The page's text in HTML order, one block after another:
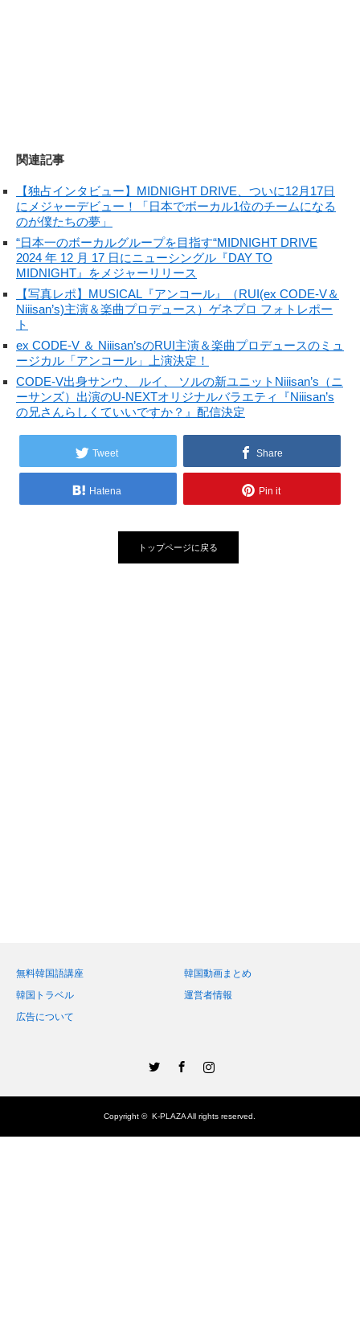
関連記事
【独占インタビュー】MIDNIGHT DRIVE、ついに12月17日
にメジャーデビュー！「日本でボーカル1位のチームになる
のが僕たちの夢」
“日本一のボーカルグループを目指す“MIDNIGHT DRIVE
2024 年 12 月 17 日にニューシングル『DAY TO
MIDNIGHT』をメジャーリリース
【写真レポ】MUSICAL『アンコール』（RUI(ex CODE-V＆
Niiisan’s)主演＆楽曲プロデュース）ゲネプロ フォトレポー
ト
ex CODE-V ＆ Niiisan’sのRUI主演＆楽曲プロデュースのミュ
ージカル「アンコール」上演決定！
CODE-V出身サンウ、 ルイ、 ソルの新ユニットNiiisan’s（ニ
ーサンズ）出演のU-NEXTオリジナルバラエティ『Niiisan’s
の兄さんらしくていいですか？』配信決定
Tweet Share
Hatena Pin it
トップページに戻る
無料韓国語講座
韓国動画まとめ
韓国トラベル
運営者情報
広告について
Copyright ©K-PLAZAAll rights reserved.